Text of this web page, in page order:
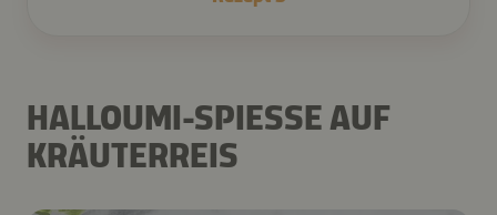
HALLOUMI-SPIESSE AUF K
RÄUTERREIS